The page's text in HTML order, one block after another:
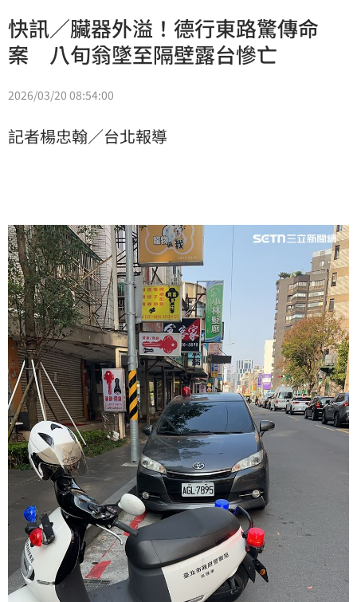
快訊／臟器外溢！德行東路驚傳命
案 八旬翁墜至隔壁露台慘亡
2026/03/20 08:54:00
記者楊忠翰／台北報導